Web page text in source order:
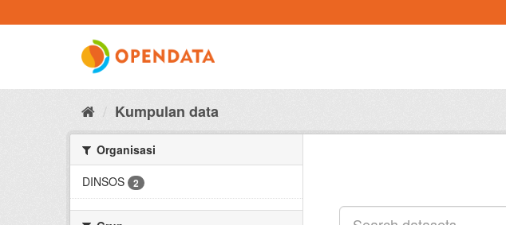
to
Kumpulan data
Organisasi
DINSOS
2